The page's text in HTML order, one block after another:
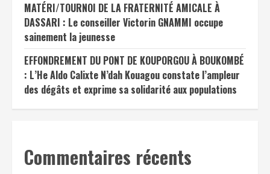
MATÉRI/TOURNOI DE LA FRATERNITÉ AMICALE À
DASSARI : Le conseiller Victorin GNAMMI occupe
sainement la jeunesse
EFFONDREMENT DU PONT DE KOUPORGOU À BOUKOMBÉ
: L’He Aldo Calixte N’dah Kouagou constate l’ampleur
des dégâts et exprime sa solidarité aux populations
Commentaires récents